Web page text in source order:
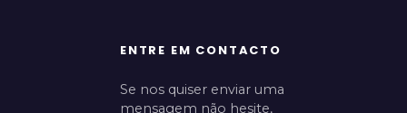
ENTRE EM CONTACTO
Se nos quiser enviar uma
mensagem não hesite,